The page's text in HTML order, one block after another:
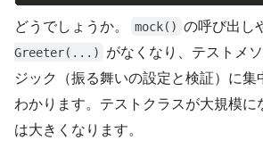
どうでしょうか。 mock() の呼び出し
Greeter(...)
がなくなり、テストメ
ジック（振る舞いの設定と検証）に集
わかります。テストクラスが大規模に
は大きくなります。